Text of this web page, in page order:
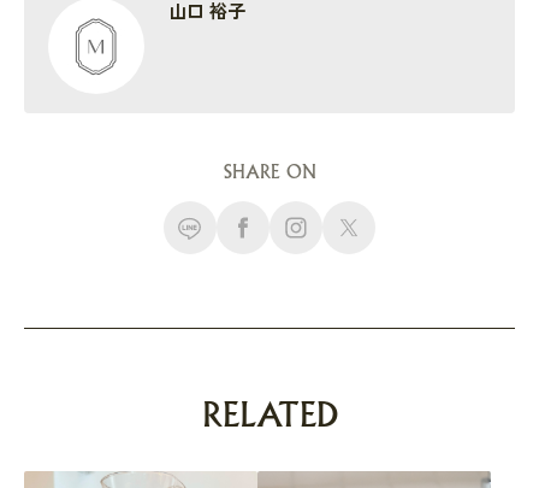
山口 裕子
SHARE ON
RELATED